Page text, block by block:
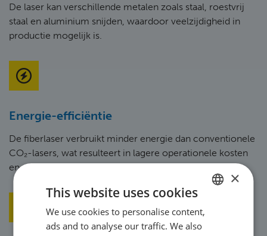
De laser kan verschillende metalen zoals staal, roestvrij
staal en aluminium snijden, waardoor veelzijdigheid in
productie mogelijk is.
Energie-efficiëntie
De fiberlaser verbruikt minder energie dan conventionele
CO₂-lasers, wat resulteert in lagere operationele kosten
en een duurzamere productie.
DUTCH
ENGLISH
×
This website uses cookies
We use cookies to personalise content,
ads and to analyse our traffic. We also